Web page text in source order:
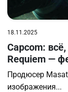
18.11.2025
Capcom:
Requiem —
Продюсер
изображения...